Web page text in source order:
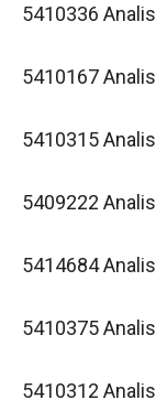
5410336
5410167
5410315
5409222
5414684
5410375
5410312